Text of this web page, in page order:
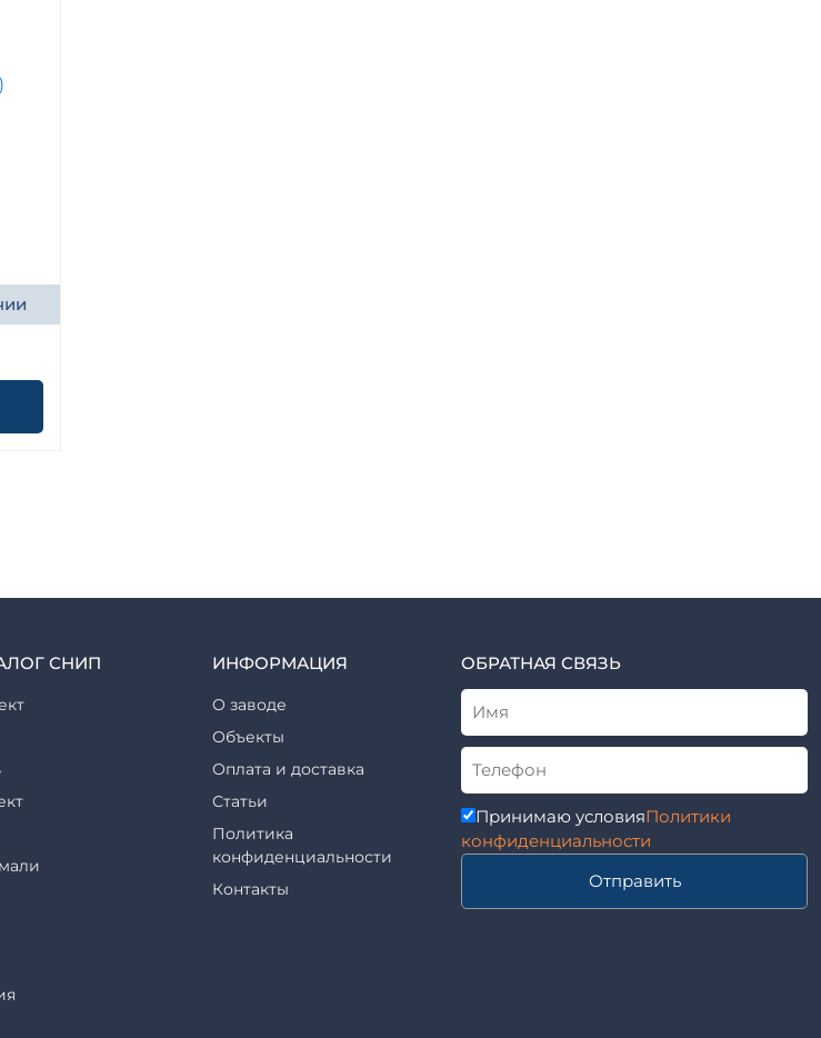
СНИП ИНФОРМАЦИЯ
О заводе
Объекты
Оплата и доставка
Статьи
Политика
конфиденциальности
Контакты
ОБРАТНАЯ СВЯЗЬ
Принимаю условияПолитики
конфиденциальности
Отправить